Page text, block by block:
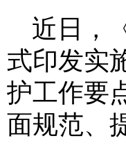
近日，
式印发实
护工作要
面规范、